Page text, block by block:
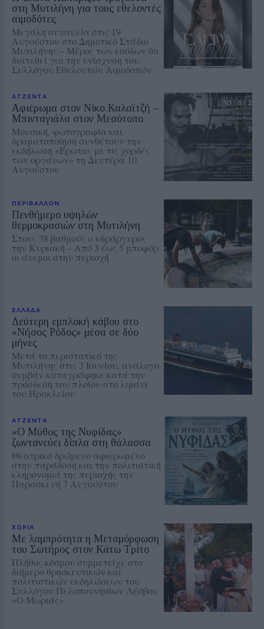
στη Μυτιλήνη για τους εθελοντές
αιμοδότες
Μεγάλη συναυλία στις 19
Αυγούστου στο Δημοτικό Στάδιο
Μυτιλήνης – Μέρος των εσόδων θα
διατεθεί για την ενίσχυση του
Συλλόγου Εθελοντών Αιμοδοτών
ΑΤΖΕΝΤΑ
Αφιέρωμα στον Νίκο Καλαϊτζή –
Μπινταγιάλα στον Μεσότοπο
Μουσική, φωτογραφία και
δραματοποίηση συνθέτουν την
εκδήλωση «Έρωτας με τις χορδές
των οργάνων» τη Δευτέρα 10
Αυγούστου
ΠΕΡΙΒΑΛΛΟΝ
Πενθήμερο υψηλών
θερμοκρασιών στη Μυτιλήνη
Στους 38 βαθμούς ο υδράργυρος
την Κυριακή – Από 3 έως 5 μποφόρ
οι άνεμοι στην περιοχή
ΕΛΛΑΔΑ
Δεύτερη εμπλοκή κάβου στο
«Νήσος Ρόδος» μέσα σε δύο
μήνες
Μετά το περιστατικό της
Μυτιλήνης στις 3 Ιουνίου, ανάλογο
συμβάν καταγράφηκε κατά την
πρόσδεση του πλοίου στο λιμάνι
του Ηρακλείου
ΑΤΖΕΝΤΑ
«Ο Μύθος της Νυφίδας»
ζωντανεύει δίπλα στη θάλασσα
Θεατρικό δρώμενο αφιερωμένο
στην παράδοση και την πολιτιστική
κληρονομιά της περιοχής την
Παρασκευή 7 Αυγούστου
ΧΩΡΙΑ
Με λαμπρότητα η Μεταμόρφωση
του Σωτήρος στον Κάτω Τρίτο
Πλήθος κόσμου συμμετείχε στο
διήμερο θρησκευτικών και
πολιτιστικών εκδηλώσεων του
Συλλόγου Πελοποννησίων Λέσβου
«Ο Μωριάς»